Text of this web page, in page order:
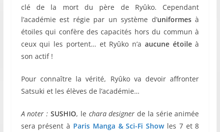
clé de la mort du père de Ryûko. Cependant
l’académie est régie par un système d’uniformesà
étoiles qui confère des capacités hors du commun à
ceux qui les portent… et Ryûko n’a aucune étoileà
son actif !
Pour connaître la vérité, Ryûko va devoir affronter
Satsuki et les élèves de l’académie…
A noter : SUSHIO, le chara designer de la série animée
sera présent à Paris Manga & Sci-Fi Showles 7 et 8